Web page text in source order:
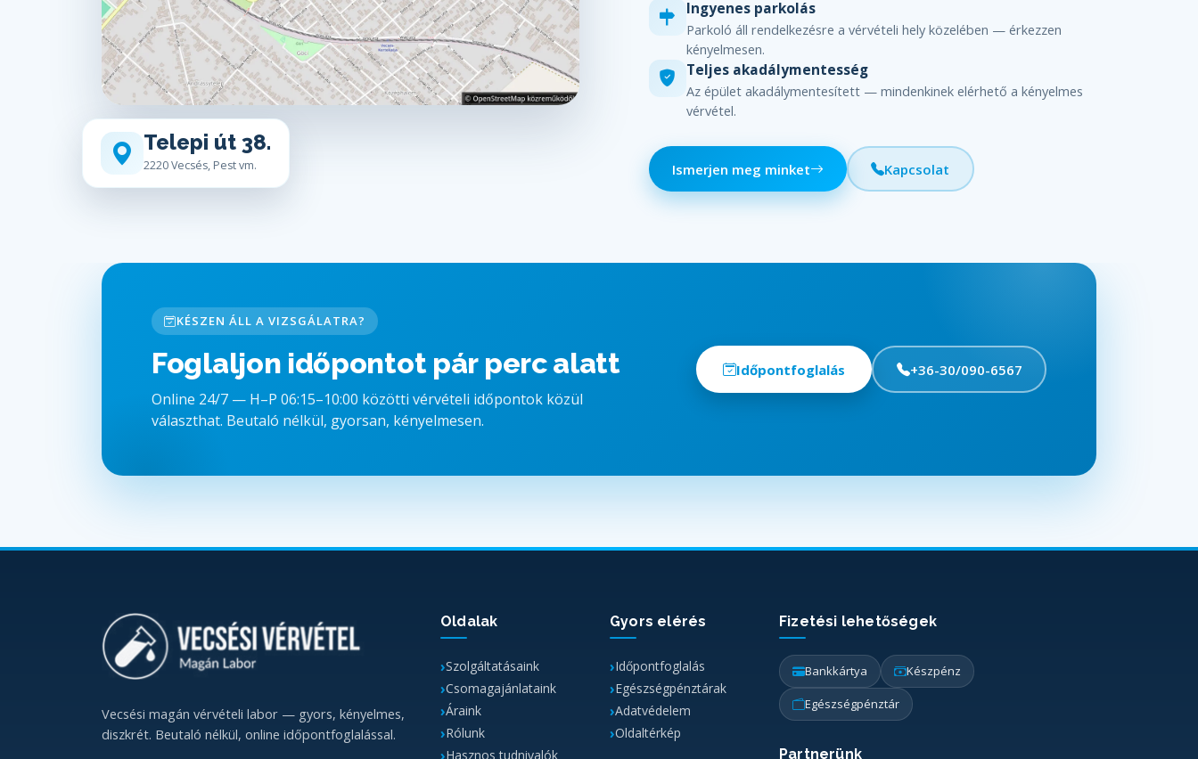
Telepi út 38.
2220 Vecsés, Pest vm.
Ingyenes parkolás
Parkoló áll rendelkezésre a vérvételi hely közelében — érkezzen
kényelmesen.
Teljes akadálymentesség
Az épület akadálymentesített — mindenkinek elérhető a kényelmes
vérvétel.
Ismerjen meg minket Kapcsolat
KÉSZEN ÁLL A VIZSGÁLATRA?
Foglaljon időpontot pár perc alatt
Online 24/7 — H–P 06:15–10:00 közötti vérvételi időpontok közül
választhat. Beutaló nélkül, gyorsan, kényelmesen.
Időpontfoglalás +36-30/090-6567
Vecsési magán vérvételi labor — gyors, kényelmes,
diszkrét. Beutaló nélkül, online időpontfoglalással.
Oldalak
Szolgáltatásaink
Csomagajánlataink
Áraink
Rólunk
Hasznos tudnivalók
Gyors elérés
Időpontfoglalás
Egészségpénztárak
Adatvédelem
Oldaltérkép
Fizetési lehetőségek
Bankkártya Készpénz
Egészségpénztár
Partnerünk